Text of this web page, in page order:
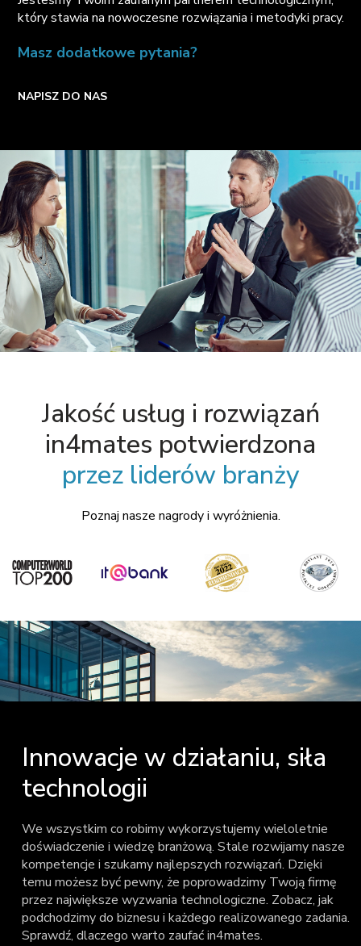
który stawia na nowoczesne rozwiązania i metodyki pracy.
Masz dodatkowe pytania?
NAPISZ DO NAS
Jakość usług i rozwiązań
in4mates potwierdzona
przez liderów branży
Poznaj nasze nagrody i wyróżnienia.
Innowacje w działaniu, siła
technologii
We wszystkim co robimy wykorzystujemy wieloletnie
doświadczenie i wiedzę branżową. Stale rozwijamy nasze
kompetencje i szukamy najlepszych rozwiązań. Dzięki
temu możesz być pewny, że poprowadzimy Twoją firmę
przez największe wyzwania technologiczne. Zobacz, jak
podchodzimy do biznesu i każdego realizowanego zadania.
Sprawdź, dlaczego warto zaufać in4mates.